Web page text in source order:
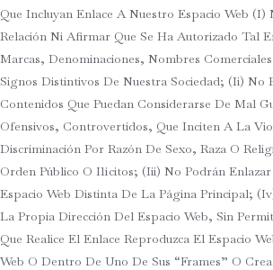
Que Incluyan Enlace A Nuestro Espacio Web (i)
Relación Ni Afirmar Que Se Ha Autorizado Tal
Marcas, Denominaciones, Nombres
Signos Distintivos De Nuestra Sociedad; (ii) No
Contenidos Que Puedan Considerarse De Mal
Ofensivos, Controvertidos, Que Inciten A La
Discriminación Por Razón De Sexo, Raza O
Orden Público O Ilícitos; (iii) No Podrán
Espacio Web Distinta De La Página Principal;
La Propia Dirección Del Espacio Web, Sin
Que Realice El Enlace Reproduzca El Espacio
Web O Dentro De Uno De Sus “frames” O